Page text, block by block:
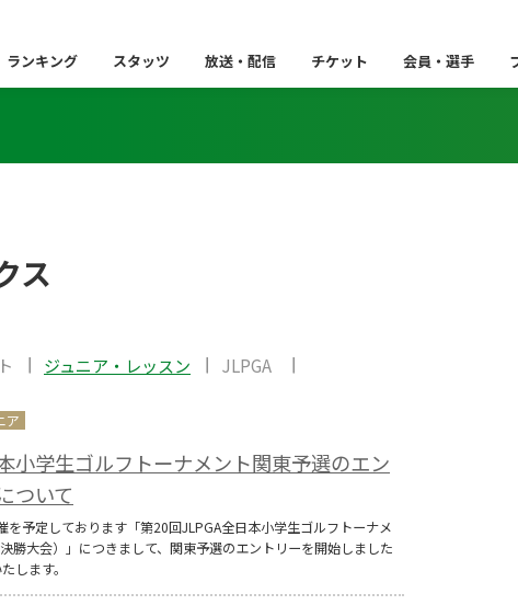
ランキング スタッツ 放送・配信 チケット 会員・選手
ス
ジュニア・レッスン JLPGA
小学生ゴルフトーナメント関東予選のエン
ついて
を予定しております「第20回JLPGA全日本小学生ゴルフトーナメ
勝大会）」につきまして、関東予選のエントリーを開始しました
します。